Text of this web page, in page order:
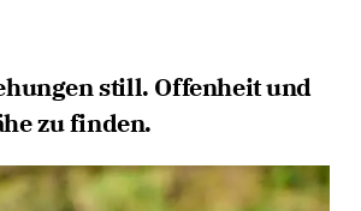
still. Offenheit und
zu finden.